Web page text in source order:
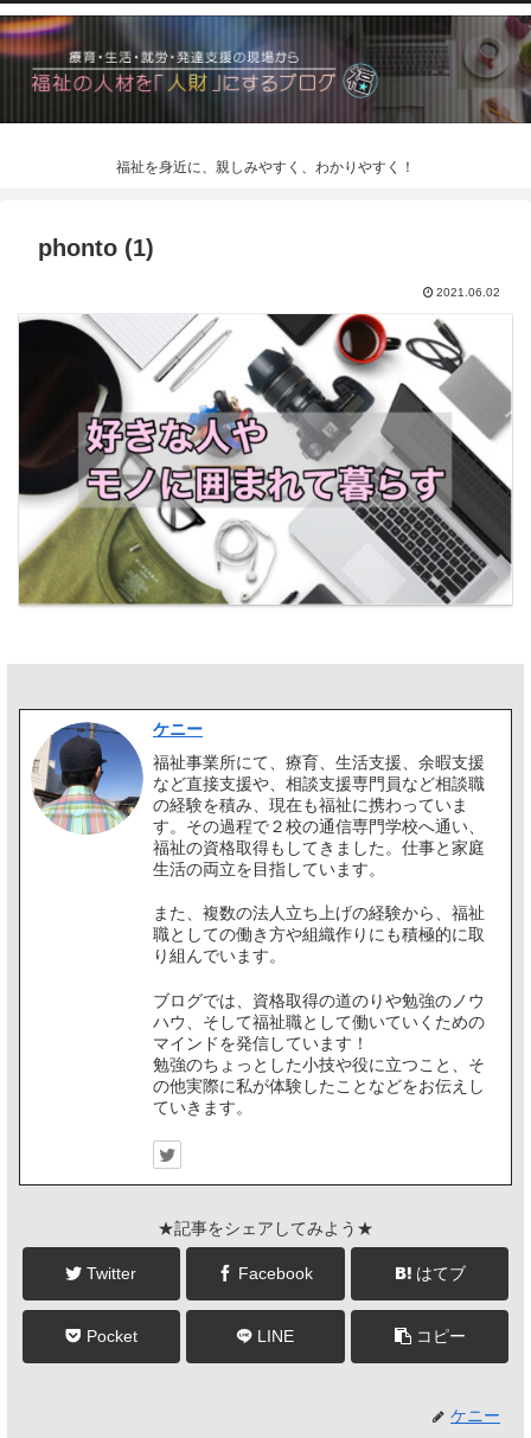
福祉を身近に、親しみやすく、わかりやすく！
phonto (1)
2021.06.02
ケニー
福祉事業所にて、療育、生活支援、余暇支援
など直接支援や、相談支援専門員など相談職
の経験を積み、現在も福祉に携わっていま
す。その過程で２校の通信専門学校へ通い、
福祉の資格取得もしてきました。仕事と家庭
生活の両立を目指しています。
また、複数の法人立ち上げの経験から、福祉
職としての働き方や組織作りにも積極的に取
り組んでいます。
ブログでは、資格取得の道のりや勉強のノウ
ハウ、そして福祉職として働いていくための
マインドを発信しています！
勉強のちょっとした小技や役に立つこと、そ
の他実際に私が体験したことなどをお伝えし
ていきます。
★記事をシェアしてみよう★
Twitter Facebook はてブ
Pocket LINE コピー
ケニー